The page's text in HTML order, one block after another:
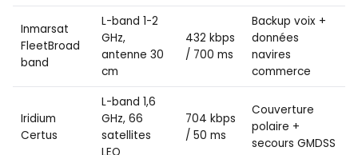
Inmarsat
FleetBroad
band
L-band 1-2
GHz,
antenne 30
cm
432 kbps
/ 700 ms
Backup voix +
données
navires
commerce
Iridium
Certus
L-band 1,6
GHz, 66
satellites
704 kbps
/ 50 ms
Couverture
polaire +
secours GMDSS